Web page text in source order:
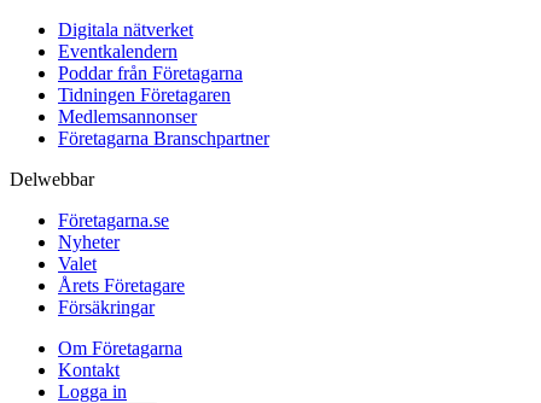
Digitala nätverket
Eventkalendern
Poddar från Företagarna
Tidningen Företagaren
Medlemsannonser
Företagarna Branschpartner
Delwebbar
Företagarna.se
Nyheter
Valet
Årets Företagare
Försäkringar
Om Företagarna
Kontakt
Logga in